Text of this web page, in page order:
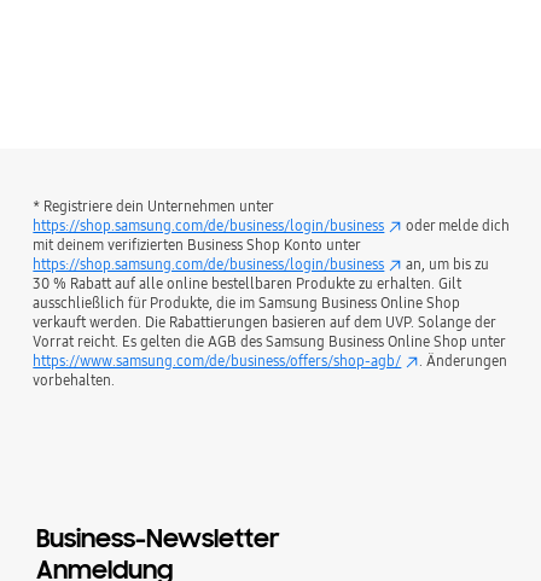
* Registriere dein Unternehmen unter
https://shop.samsung.com/de/business/login/business
oder melde dich
mit deinem verifizierten Business Shop Konto unter
https://shop.samsung.com/de/business/login/business
an, um bis zu
30 % Rabatt auf alle online bestellbaren Produkte zu erhalten. Gilt
ausschließlich für Produkte, die im Samsung Business Online Shop
verkauft werden. Die Rabattierungen basieren auf dem UVP. Solange der
Vorrat reicht. Es gelten die AGB des Samsung Business Online Shop unter
https://www.samsung.com/de/business/offers/shop-agb/
. Änderungen
vorbehalten.
Business-Newsletter
Anmeldung